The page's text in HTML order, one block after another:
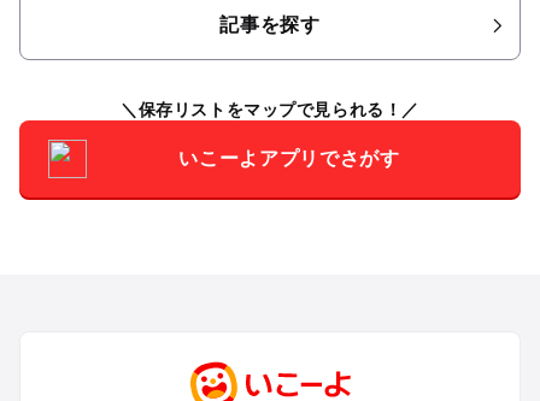
記事を探す
保存リストをマップで見られる！
いこーよアプリでさがす